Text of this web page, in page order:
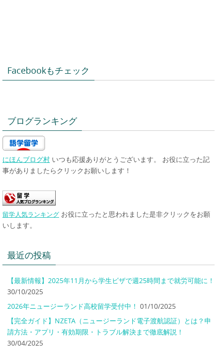
Facebookもチェック
ブログランキング
にほんブログ村 いつも応援ありがとうございます。 お役に立った記
事がありましたらクリックお願いします！
留学人気ランキング お役に立ったと思われました是非クリックをお願
いします。
最近の投稿
【最新情報】2025年11月から学生ビザで週25時間まで就労可能に！
30/10/2025
2026年ニュージーランド高校留学受付中！ 01/10/2025
【完全ガイド】NZETA（ニュージーランド電子渡航認証）とは？申
請方法・アプリ・有効期限・トラブル解決まで徹底解説！
30/04/2025